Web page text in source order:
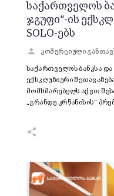
საქართველოს
ჯგუფი“-ის
SOLO-ებს
კომერციული
საქართველოს ბანკსა და
ექსკლუზიური
მომხმარებელს აქვთ
„გრანდე კრწანისის“